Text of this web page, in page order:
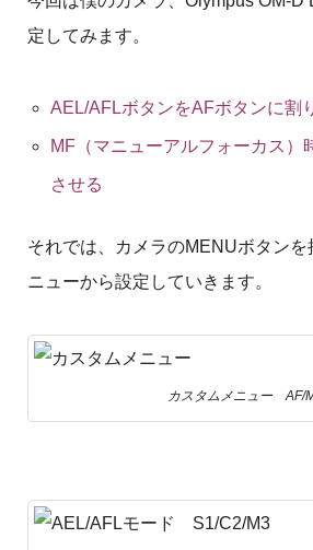
定してみます。
AEL/AFLボタンをAFボタンに割
MF（マニューアルフォーカス）
させる
それでは、カメラのMENUボタンを
ニューから設定していきます。
カスタムメニュー AF/